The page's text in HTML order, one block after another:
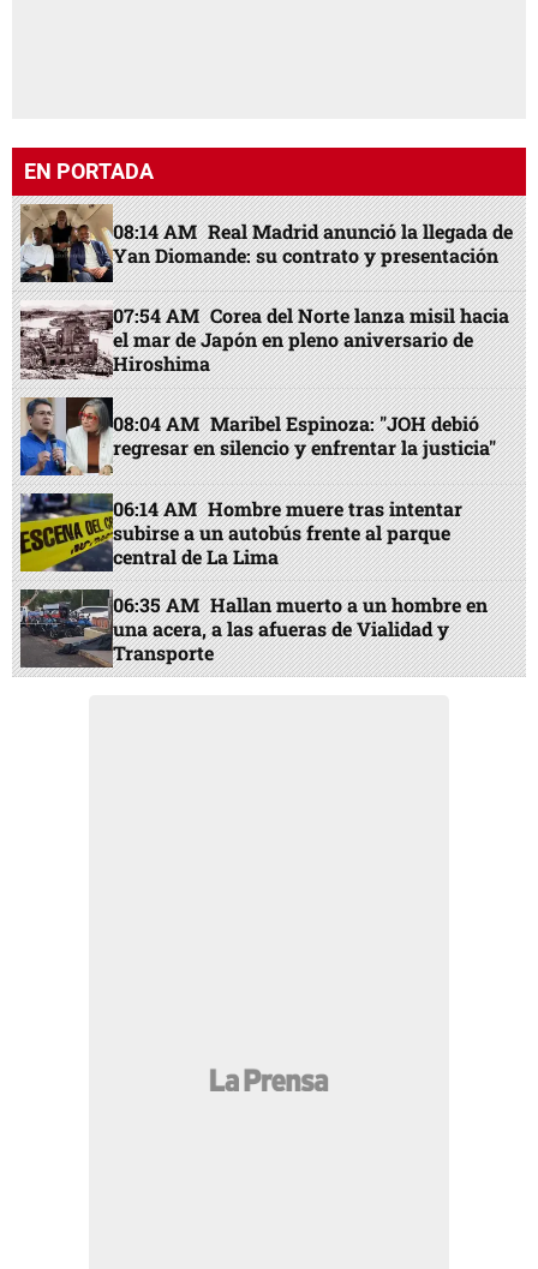
EN PORTADA
08:14 AM Real Madrid anunció la llegada de
Yan Diomande: su contrato y presentación
07:54 AM Corea del Norte lanza misil hacia
el mar de Japón en pleno aniversario de
Hiroshima
08:04 AM Maribel Espinoza: "JOH debió
regresar en silencio y enfrentar la justicia"
06:14 AM Hombre muere tras intentar
subirse a un autobús frente al parque
central de La Lima
06:35 AM Hallan muerto a un hombre en
una acera, a las afueras de Vialidad y
Transporte